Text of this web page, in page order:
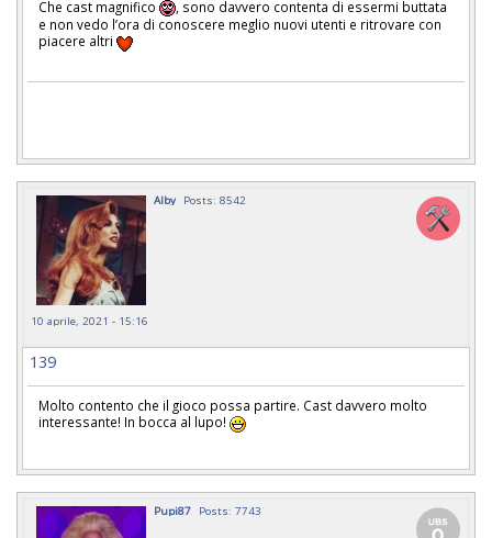
Che cast magnifico
, sono davvero contenta di essermi buttata
e non vedo l’ora di conoscere meglio nuovi utenti e ritrovare con
piacere altri
Alby Posts: 8542
10 aprile, 2021 - 15:16
139
Molto contento che il gioco possa partire. Cast davvero molto
interessante! In bocca al lupo!
Pupi87 Posts: 7743